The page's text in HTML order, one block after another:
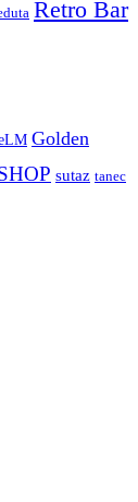
Retro Bar
Golden
sutaz tanec